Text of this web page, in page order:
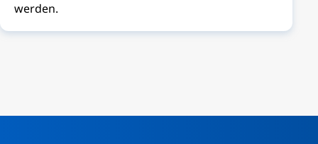
werden.